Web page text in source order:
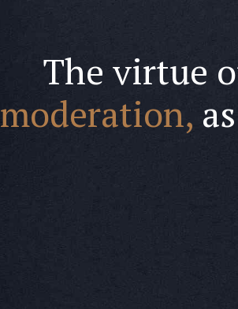
The virtue
moderation,